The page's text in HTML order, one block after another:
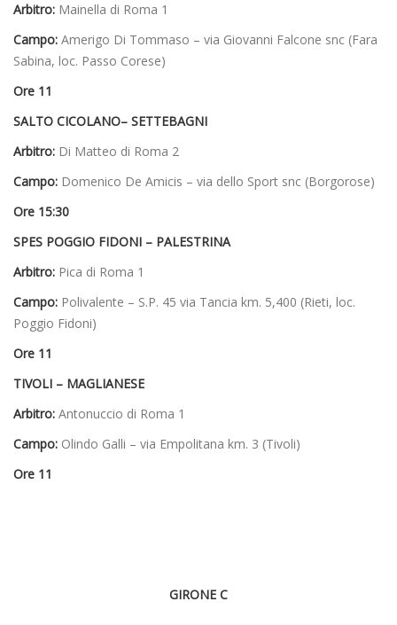
Arbitro: Mainella di Roma 1
Campo: Amerigo Di Tommaso – via Giovanni Falcone snc (Fara
Sabina, loc. Passo Corese)
Ore 11
SALTO CICOLANO– SETTEBAGNI
Arbitro: Di Matteo di Roma 2
Campo: Domenico De Amicis – via dello Sport snc (Borgorose)
Ore 15:30
SPES POGGIO FIDONI – PALESTRINA
Arbitro: Pica di Roma 1
Campo: Polivalente – S.P. 45 via Tancia km. 5,400 (Rieti, loc.
Poggio Fidoni)
Ore 11
TIVOLI – MAGLIANESE
Arbitro: Antonuccio di Roma 1
Campo: Olindo Galli – via Empolitana km. 3 (Tivoli)
Ore 11
GIRONE C